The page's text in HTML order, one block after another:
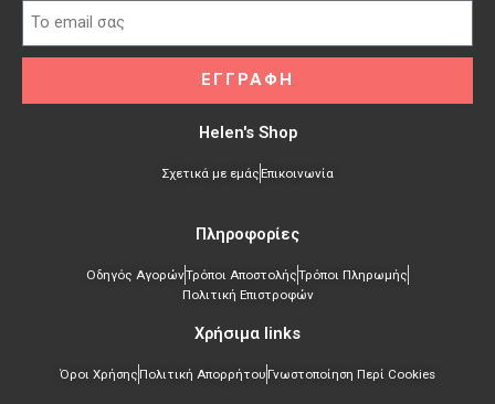
ΕΓΓΡΑΦΗ
Helen's Shop
Σχετικά με εμάς Επικοινωνία
Πληροφορίες
Οδηγός ΑγορώνΤρόποι ΑποστολήςΤρόποι Πληρωμής
Πολιτική Επιστροφών
Χρήσιμα links​
Όροι Χρήσης Πολιτική Απορρήτου Γνωστοποίηση Περί Cookies